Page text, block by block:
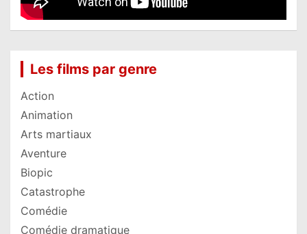
Les films par genre
Action
Animation
Arts martiaux
Aventure
Biopic
Catastrophe
Comédie
Comédie dramatique